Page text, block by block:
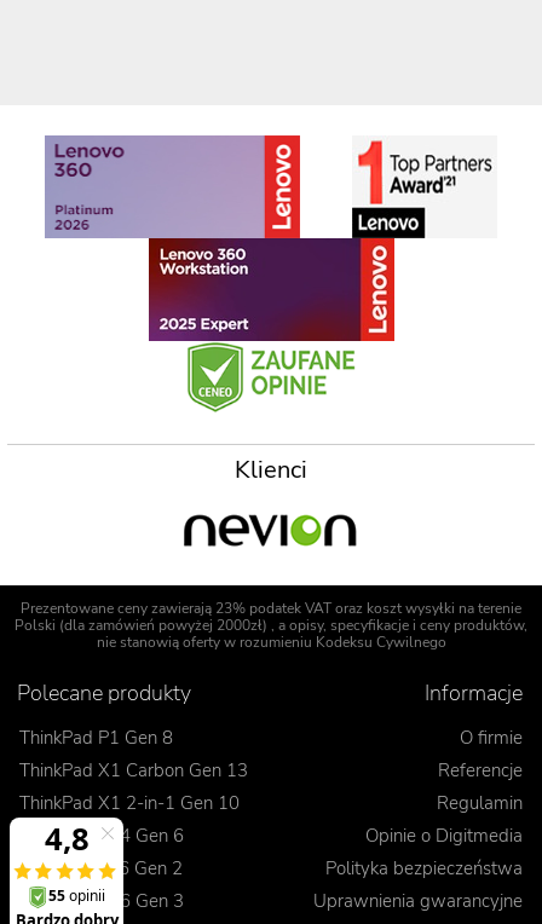
Klienci
Prezentowane ceny zawierają 23% podatek VAT oraz koszt wysyłki na terenie
Polski (dla zamówień powyżej 2000zł) , a opisy, specyfikacje i ceny produktów,
nie stanowią oferty w rozumieniu Kodeksu Cywilnego
Polecane produkty
ThinkPad P1 Gen 8
ThinkPad X1 Carbon Gen 13
ThinkPad X1 2-in-1 Gen 10
ThinkPad T14 Gen 6
ThinkPad L16 Gen 2
ThinkPad E16 Gen 3
Informacje
O firmie
Referencje
Regulamin
Opinie o Digitmedia
Polityka bezpieczeństwa
Uprawnienia gwarancyjne